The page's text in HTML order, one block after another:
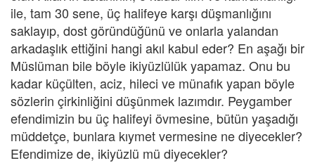
ile, tam 30 sene, üç halifeye karşı düşmanlığını
saklayıp, dost göründüğünü ve onlarla yalandan
arkadaşlık ettiğini hangi akıl kabul eder? En aşağı bir
Müslüman bile böyle ikiyüzlülük yapamaz. Onu bu
kadar küçülten, aciz, hileci ve münafık yapan böyle
sözlerin çirkinliğini düşünmek lazımdır. Peygamber
efendimizin bu üç halifeyi övmesine, bütün yaşadığı
müddetçe, bunlara kıymet vermesine ne diyecekler?
Efendimize de, ikiyüzlü mü diyecekler?